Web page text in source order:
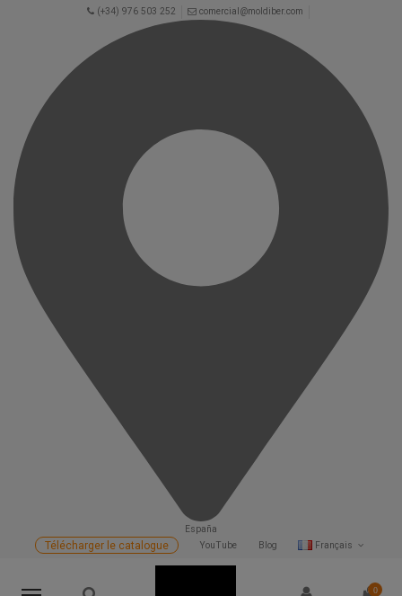
(+34) 976 503 252 comercial@moldiber.com
España
Français
Blog
YouTube
Télécharger le catalogue
0